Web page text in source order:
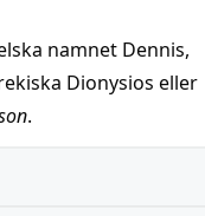
namnet Dennis,
Dionysios eller
.